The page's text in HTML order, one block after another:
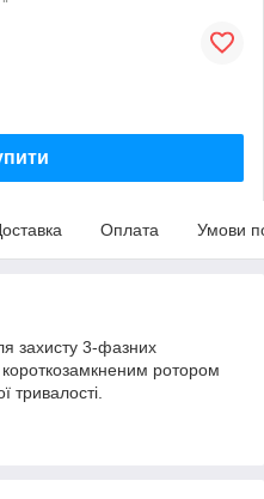
Оплата Умови
захисту 3-фазних
короткозамкненим ротором
тривалості.